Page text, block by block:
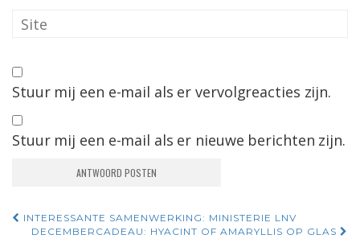
Stuur mij een e-mail als er vervolgreacties zijn.
Stuur mij een e-mail als er nieuwe berichten zijn.
Navigatie
INTERESSANTE SAMENWERKING: MINISTERIE LNV
DECEMBERCADEAU: HYACINT OF AMARYLLIS OP GLAS